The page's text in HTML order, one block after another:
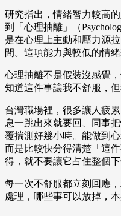
研究指出，情緒智力較高
到「心理抽離」（
是在心理上主動和壓力源
間。這項能力與較低的情
心理抽離不是假裝沒感覺
知道這件事讓我不舒服，
台灣職場裡，很多讓人疲
息一跳出來就要回、同事
覆揣測好幾小時。能做到
而是比較快分得清楚「這
得，就不要讓它占住整個下
每一次不舒服都立刻回應
處理，哪些事可以放掉，